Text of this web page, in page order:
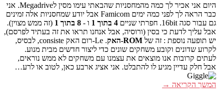
היום אני אכיר לך כמה מהמחסניות שהבאתי עימו מסין לMegadrive. אני
כבר הראה לך לפני כמה ימים Famicom אבל יודע שמחסניות אלה זמינים
גם עבור סגה 16bit. חפרתי שניים
4 בתוך 1 ו - 8 בתוך 1
(זה ממש מצוין).
אבל עליך לדעת כי בסין (ורוסיה, אבל אנחנו תראו את זה בעתיד לפרסם),
יש תופעה נוספת : זה של ROM-האק
. Le-רום האק consiste, לבסיס,
לקרוע שדונים וקובע משחקים שונים כדי ליצור חדשים מבית מנוע.
לעתים קרובות אנו מוצאים את עצמנו עם משחקים לא ממש נוראים,
אבל חלק עדיין מגיע לו להתבלט. אני אציג ארבע כאן, לטוב או לרע…
המשך הקריאה →